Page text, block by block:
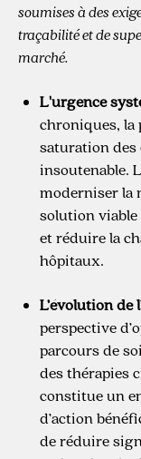
soumises à des
traçabilité et de
marché.
L'urgence
chroniques, la
saturation des
insoutenable.
moderniser la
solution viable
et réduire la
hôpitaux.
L’évolution de
perspective
parcours de
des thérapies
constitue un
d’action
de réduire